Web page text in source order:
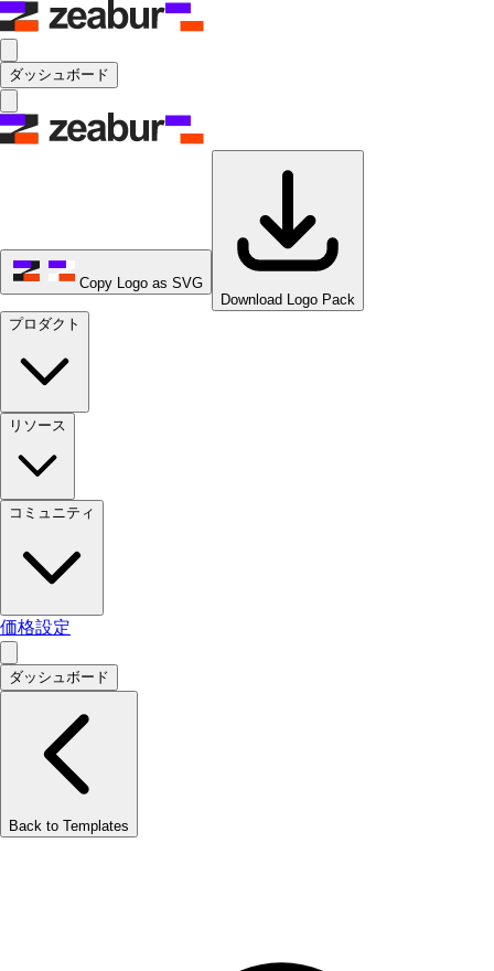
ダッシュボード
Copy Logo as SVG
Download Logo Pack
プロダクト
リソース
コミュニティ
価格設定
ダッシュボード
Back to Templates